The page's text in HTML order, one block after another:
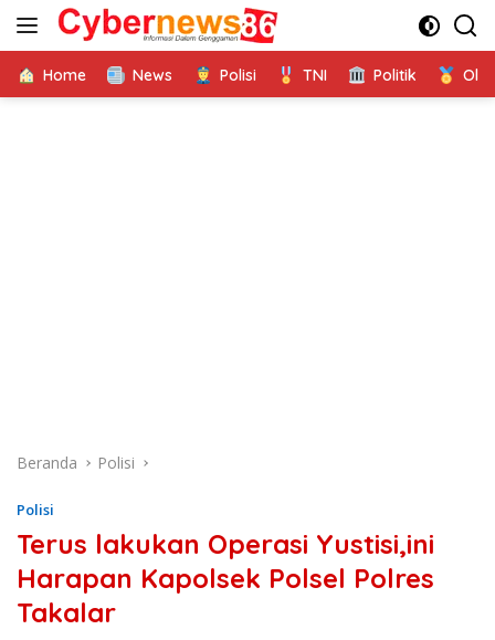
Langsung
Home News Polisi TNI Politik
Beranda Polisi
Polisi
Terus lakukan Operasi Yustisi,ini
Harapan Kapolsek Polsel Polres
Takalar